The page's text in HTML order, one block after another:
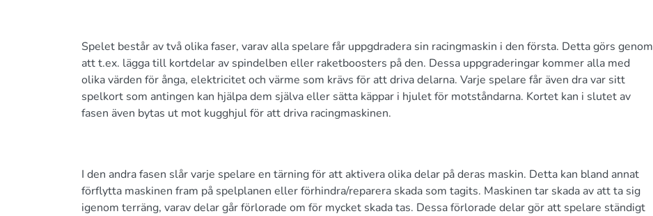
Spelet består av två olika faser, varav alla spelare får uppgdradera sin racingmaskin i den första. Detta görs genom
att t.ex. lägga till kortdelar av spindelben eller raketboosters på den. Dessa uppgraderingar kommer alla med
olika värden för ånga, elektricitet och värme som krävs för att driva delarna. Varje spelare får även dra var sitt
spelkort som antingen kan hjälpa dem själva eller sätta käppar i hjulet för motståndarna. Kortet kan i slutet av
fasen även bytas ut mot kugghjul för att driva racingmaskinen.
I den andra fasen slår varje spelare en tärning för att aktivera olika delar på deras maskin. Detta kan bland annat
förflytta maskinen fram på spelplanen eller förhindra/reparera skada som tagits. Maskinen tar skada av att ta sig
igenom terräng, varav delar går förlorade om för mycket skada tas. Dessa förlorade delar gör att spelare ständigt